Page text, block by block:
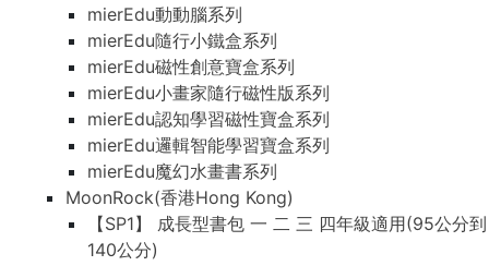
mierEdu動動腦系列
mierEdu隨行小鐵盒系列
mierEdu磁性創意寶盒系列
mierEdu小畫家隨行磁性版系列
mierEdu認知學習磁性寶盒系列
mierEdu邏輯智能學習寶盒系列
mierEdu魔幻水畫書系列
MoonRock(香港Hong Kong)
【SP1】 成長型書包 一 二 三 四年級適用(95公分到
140公分)